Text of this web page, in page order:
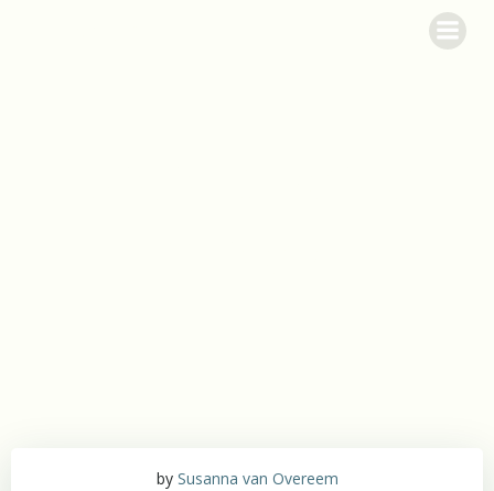
by Susanna van Overeem